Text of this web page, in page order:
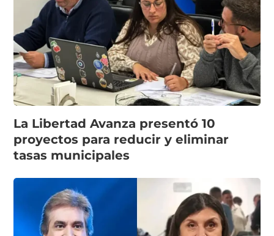
La Libertad Avanza presentó 10
proyectos para reducir y eliminar
tasas municipales